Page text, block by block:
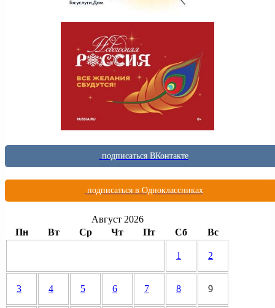
подписаться ВКонтакте
подписаться в Одноклассниках
Август 2026
Пн
Вт Ср Чт Пт Сб Вс
1 2
3 4 5 6 7 8 9